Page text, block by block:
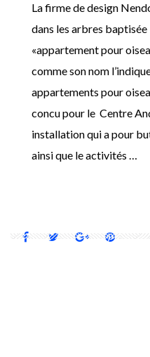
La firme de design
dans les arbres
«appartement pour
comme son nom
appartements pour
concu pour le Centre
installation qui a pour
ainsi que le activités …